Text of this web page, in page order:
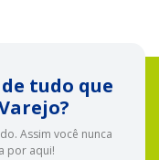
tudo que
Assim você nunca
por aqui!